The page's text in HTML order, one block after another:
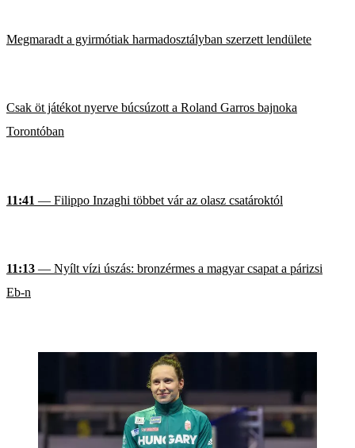
Megmaradt a gyirmótiak harmadosztályban szerzett lendülete
Csak öt játékot nyerve búcsúzott a Roland Garros bajnoka
Torontóban
11:41 — Filippo Inzaghi többet vár az olasz csatároktól
11:13 — Nyílt vízi úszás: bronzérmes a magyar csapat a párizsi
Eb-n